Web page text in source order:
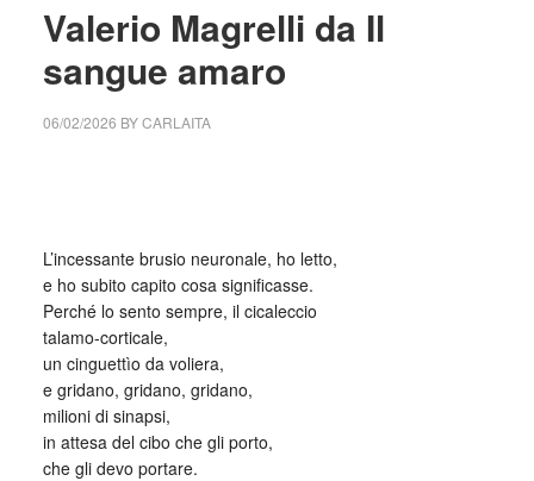
Valerio Magrelli da Il
sangue amaro
06/02/2026 BYCARLAITA
L’incessante brusio neuronale, ho letto,
e ho subito capito cosa significasse.
Perché lo sento sempre, il cicaleccio
talamo-corticale,
un cinguettìo da voliera,
e gridano, gridano, gridano,
milioni di sinapsi,
in attesa del cibo che gli porto,
che gli devo portare.